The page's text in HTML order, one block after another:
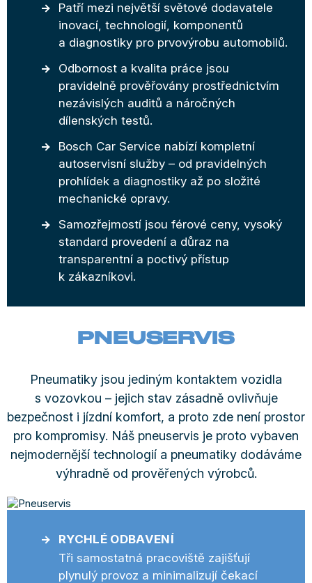
Patří mezi největší světové dodavatele
inovací, technologií, komponentů
a diagnostiky pro prvovýrobu automobilů.
Odbornost a kvalita práce jsou
pravidelně prověřovány prostřednictvím
nezávislých auditů a náročných
dílenských testů.
Bosch Car Service nabízí kompletní
autoservisní služby – od pravidelných
prohlídek a diagnostiky až po složité
mechanické opravy.
Samozřejmostí jsou férové ceny, vysoký
standard provedení a důraz na
transparentní a poctivý přístup
k zákazníkovi.
PNEUSERVIS
Pneumatiky jsou jediným kontaktem vozidla
s vozovkou – jejich stav zásadně ovlivňuje
bezpečnost i jízdní komfort, a proto zde není prostor
pro kompromisy. Náš pneuservis je proto vybaven
nejmodernější technologií a pneumatiky dodáváme
výhradně od prověřených výrobců.
RYCHLÉ ODBAVENÍ
Tři samostatná pracoviště zajišťují
plynulý provoz a minimalizují čekací